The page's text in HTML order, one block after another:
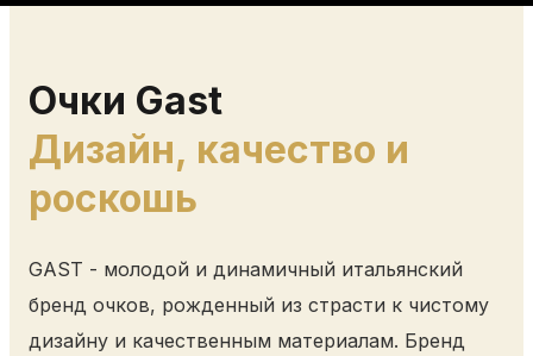
Очки Gast
Дизайн, качество и
роскошь
GAST - молодой и динамичный итальянский
бренд очков, рожденный из страсти к чистому
дизайну и качественным материалам. Бренд